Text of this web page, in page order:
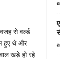
से वर्ल्ड
हुए थे और
खड़े हो रहे